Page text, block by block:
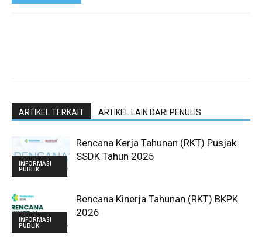
ARTIKEL TERKAIT ARTIKEL LAIN DARI PENULIS
INFORMASI
PUBLIK
Rencana Kerja Tahunan (RKT) Pusjak
SSDK Tahun 2025
INFORMASI
PUBLIK
Rencana Kinerja Tahunan (RKT) BKPK
2026